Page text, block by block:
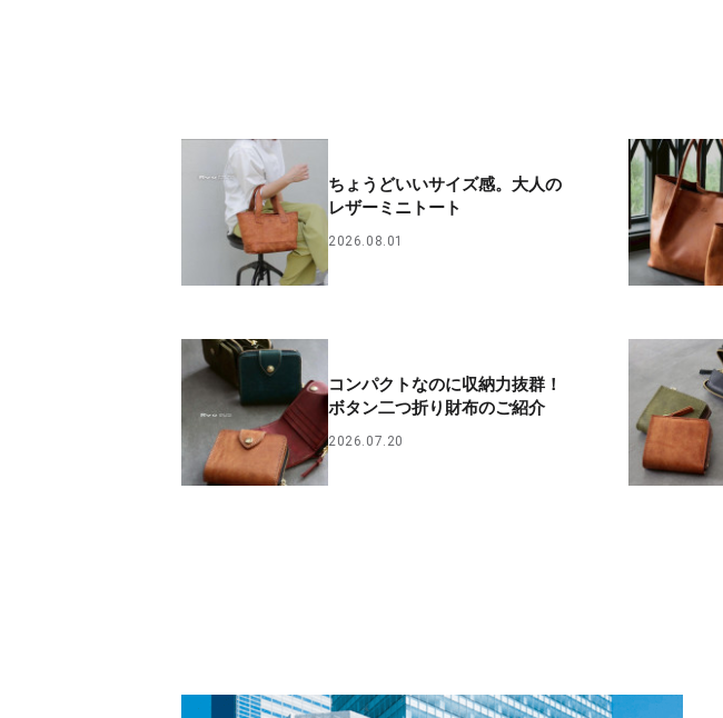
ちょうどいいサイズ感。大人の
レザーミニトート
2026.08.01
コンパクトなのに収納力抜群！
ボタン二つ折り財布のご紹介
2026.07.20